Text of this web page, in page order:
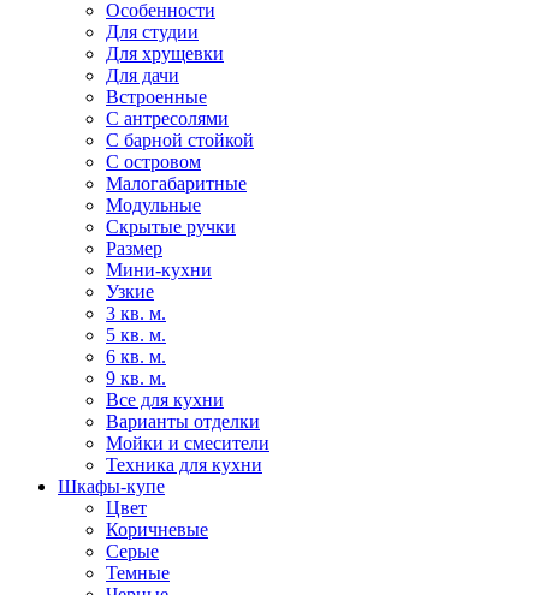
Особенности
Для студии
Для хрущевки
Для дачи
Встроенные
С антресолями
С барной стойкой
С островом
Малогабаритные
Модульные
Скрытые ручки
Размер
Мини-кухни
Узкие
3 кв. м.
5 кв. м.
6 кв. м.
9 кв. м.
Все для кухни
Варианты отделки
Мойки и смесители
Техника для кухни
Шкафы-купе
Цвет
Коричневые
Серые
Темные